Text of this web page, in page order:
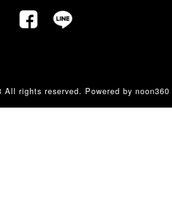
All rights reserved. Powered by noon360